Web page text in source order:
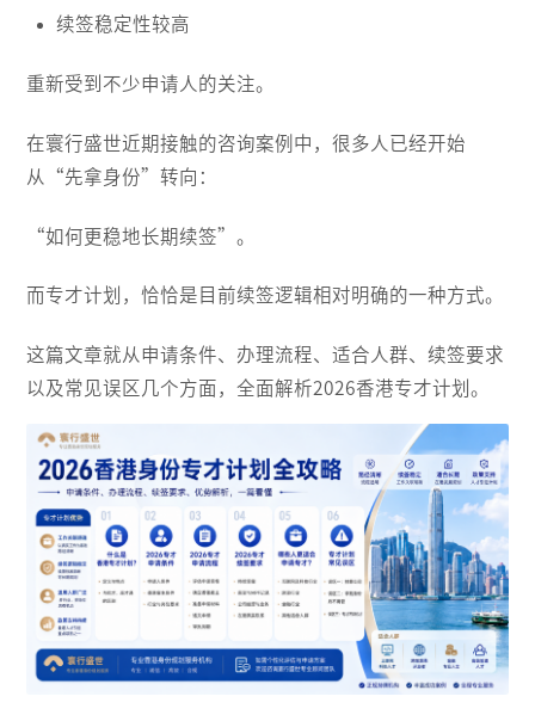
续签稳定性较高
重新受到不少申请人的关注。
在寰行盛世近期接触的咨询案例中，很多人已经开始
从“先拿身份”转向：
“如何更稳地长期续签”。
而专才计划，恰恰是目前续签逻辑相对明确的一种方式。
这篇文章就从申请条件、办理流程、适合人群、续签要求
以及常见误区几个方面，全面解析2026香港专才计划。